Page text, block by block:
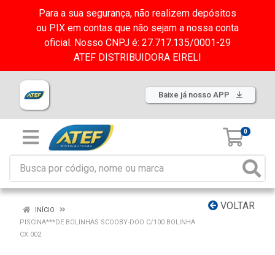
Para a sua segurança, não realizem depósitos
ou PIX em contas que não sejam a nossa conta
oficial. Nosso CNPJ é: 27.717.135/0001-29
ATEF DISTRIBUIDORA EIRELI
Baixe já nosso APP
0
VOLTAR
INÍCIO
PISCINA***DE BOLINHAS SCOOBY-DOO C/100 BOLINHA
CX:002